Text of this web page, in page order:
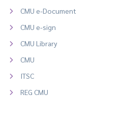
CMU e-Document
CMU e-sign
CMU Library
CMU
ITSC
REG CMU